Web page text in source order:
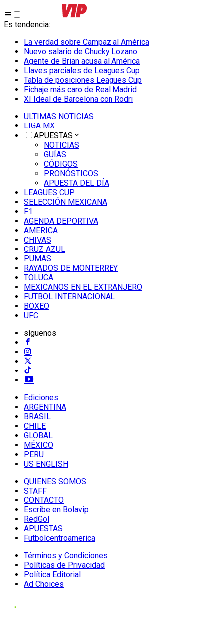
Es tendencia:
La verdad sobre Campaz al América
Nuevo salario de Chucky Lozano
Agente de Brian acusa al América
Llaves parciales de Leagues Cup
Tabla de posiciones Leagues Cup
Fichaje más caro de Real Madrid
XI Ideal de Barcelona con Rodri
ULTIMAS NOTICIAS
LIGA MX
APUESTAS
NOTICIAS
GUÍAS
CÓDIGOS
PRONÓSTICOS
APUESTA DEL DÍA
LEAGUES CUP
SELECCIÓN MEXICANA
F1
AGENDA DEPORTIVA
AMERICA
CHIVAS
CRUZ AZUL
PUMAS
RAYADOS DE MONTERREY
TOLUCA
MEXICANOS EN EL EXTRANJERO
FUTBOL INTERNACIONAL
BOXEO
UFC
síguenos
Ediciones
ARGENTINA
BRASIL
CHILE
GLOBAL
MÉXICO
PERU
US ENGLISH
QUIENES SOMOS
STAFF
CONTACTO
Escribe en Bolavip
RedGol
APUESTAS
Futbolcentroamerica
Términos y Condiciones
Políticas de Privacidad
Política Editorial
Ad Choices